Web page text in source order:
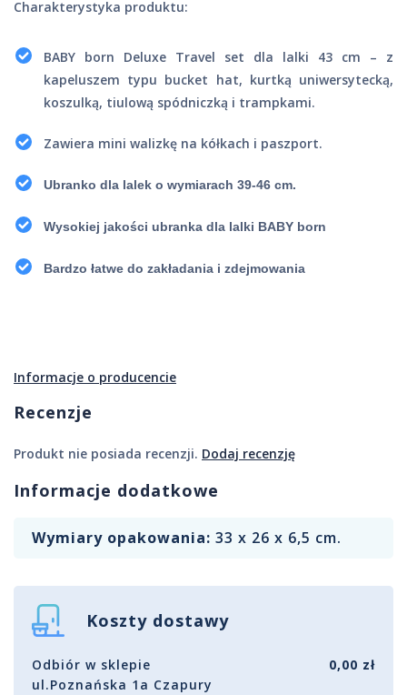
Charakterystyka produktu:
BABY born Deluxe Travel set dla lalki 43 cm – z
kapeluszem typu bucket hat, kurtką uniwersytecką,
koszulką, tiulową spódniczką i trampkami.
Zawiera mini walizkę na kółkach i paszport.
Ubranko dla lalek o wymiarach 39-46 cm.
Wysokiej jakości ubranka dla lalki BABY born
Bardzo łatwe do zakładania i zdejmowania
Informacje o producencie
Recenzje
Produkt nie posiada recenzji. Dodaj recenzję
Informacje dodatkowe
Wymiary opakowania: 33 x 26 x 6,5 cm.
Koszty dostawy
Odbiór w sklepie
ul.Poznańska 1a Czapury
0,00 zł